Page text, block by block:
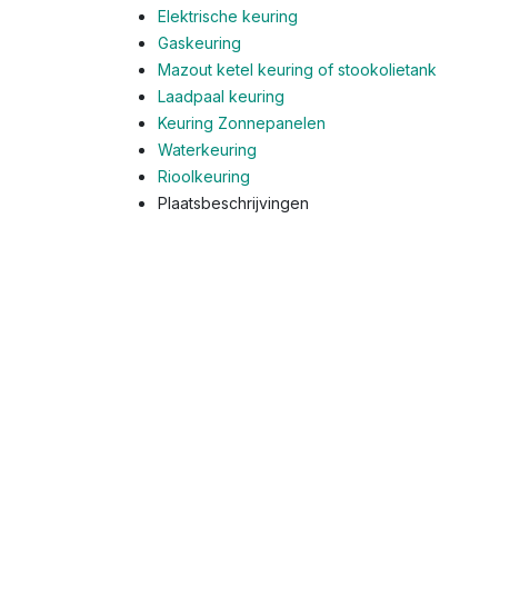
Elektrische keuring
Gaskeuring
Mazout ketel keuring of stookolietank
Laadpaal keuring
Keuring Zonnepanelen
Waterkeuring
Rioolkeuring
Plaatsbeschrijvingen